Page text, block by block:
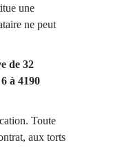
une
ne peut
de 32
à 4190
Toute
aux torts